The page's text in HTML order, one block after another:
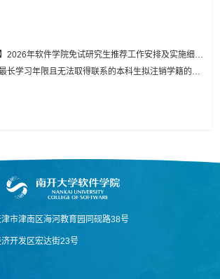
2026年软件学院免试研究生推荐工作安排及实施细则
长学习年限且无法取得联系的本科生拟注销学籍的公
市津南区海河教育园同砚路38号
开发区宏达街23号